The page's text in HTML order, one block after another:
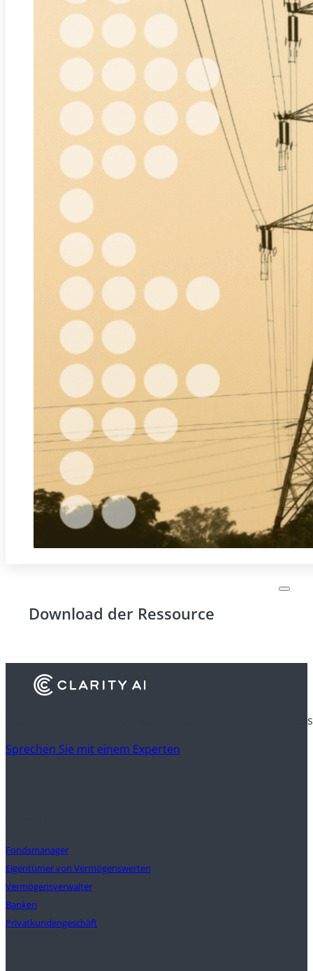
Download der Ressource
Erfahren Sie, wie Finanzinstitute Clarity AI nutzen, um
Sprechen Sie mit einem Experten
Fondsmanager
Eigentümer von Vermögenswerten
Vermögensverwalter
Banken
Privatkundengeschäft